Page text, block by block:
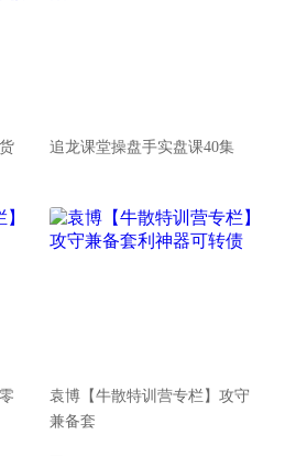
追龙课堂操盘手实盘课40集
袁博【牛散特训营专栏】攻守
兼备套